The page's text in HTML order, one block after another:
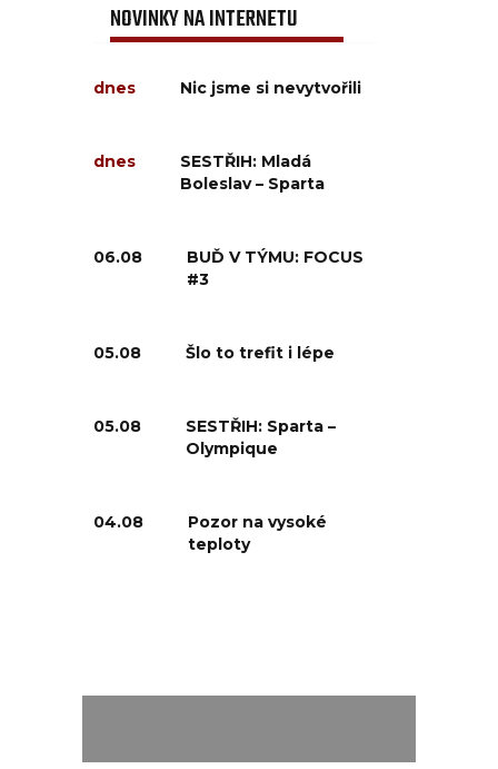
NOVINKY NA INTERNETU
dnes Nic jsme si nevytvořili
dnes
SESTŘIH: Mladá
Boleslav – Sparta
06.08
BUĎ V TÝMU: FOCUS
#3
05.08 Šlo to trefit i lépe
05.08
SESTŘIH: Sparta –
Olympique
04.08
Pozor na vysoké
teploty